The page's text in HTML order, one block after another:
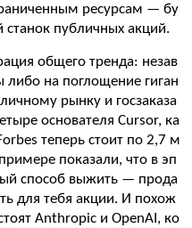
ресурсам — бу
станок публичных акций.
общего тренда: незав
на поглощение гиган
рынку и госзаказа
основателя Cursor, ка
теперь стоит по 2,7 м
показали, что в эп
способ выжить — прода
для тебя акции. И похож
Anthropic и OpenAI, ко